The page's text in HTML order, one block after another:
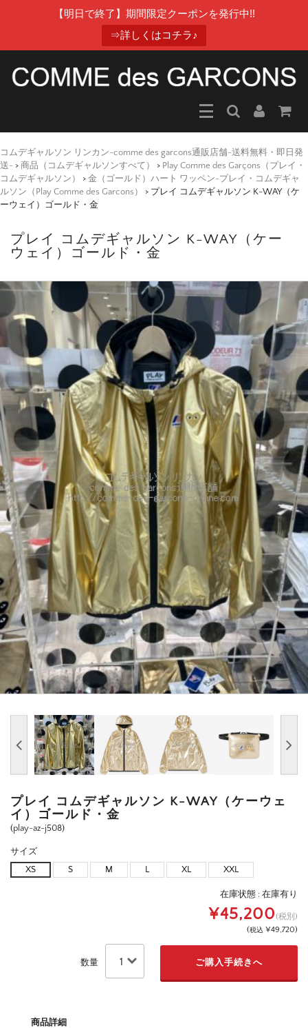
【明日で終了】期間限定クーポンを発行中!!
⇒詳しくはコチラ♪
コムデギャルソン リンカン-comme des garcons通販店舗-送料無料・即日発
送- > 商品（コムデギャルソンすべて） > Play Comme des Garçons（プレイ・
コムデギャルソン）
> 金（ゴールド）ハート ワッペン-プレイ・コムデギャ
ルソン（Play Comme des Garcons）
> プレイ コムデギャルソン K-WAY（ケ
ーウェイ）ゴールド・金
プレイ コムデギャルソン K-WAY（ケー
ウェイ）ゴールド・金
プレイ コムデギャルソン K-WAY（ケーウェ
イ）ゴールド・金
(play-az-j508)
サイズ
XS
S M L XL XXL
在庫状態 : 在庫有り
¥45,200(税別)
(税込 ¥49,720)
数量
商品詳細